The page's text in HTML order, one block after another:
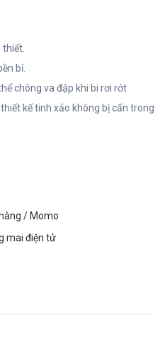
thiết.
bỉ.
chông va đập khi bi rơi rớt
kế tinh xảo không bị cấn trong
/ Momo
mai điện tử